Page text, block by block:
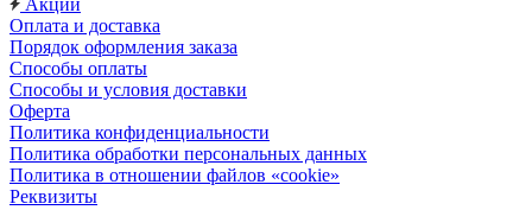
Акции
Оплата и доставка
Порядок оформления заказа
Способы оплаты
Способы и условия доставки
Оферта
Политика конфиденциальности
Политика обработки персональных данных
Политика в отношении файлов «cookie»
Реквизиты